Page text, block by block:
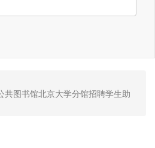
共图书馆北京大学分馆招聘学生助